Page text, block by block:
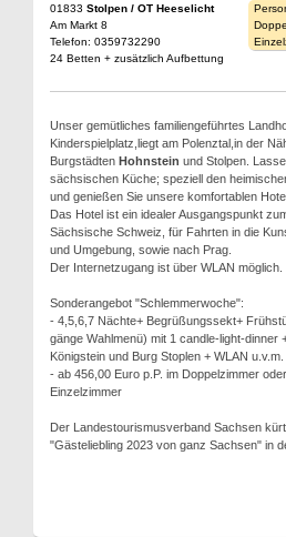
01833 Stolpen / OT Heeselicht
Am Markt 8
Telefon: 0359732290
24 Betten + zusätzlich Aufbettung
Unser gemütliches familiengeführtes
Kinderspielplatz,liegt am Polenztal,in der
Burgstädten Hohnstein und Stolpen.
sächsischen Küche; speziell den
und genießen Sie unsere komfortablen
Das Hotel ist ein idealer Ausgangspunkt
Sächsische Schweiz, für Fahrten in die
und Umgebung, sowie nach Prag.
Der Internetzugang ist über WLAN möglich.
Sonderangebot "Schlemmerwoche":
- 4,5,6,7 Nächte+ Begrüßungssekt+
gänge Wahlmenü) mit 1 candle-light-dinner
Königstein und Burg Stoplen + WLAN u.v.m.
- ab 456,00 Euro p.P. im Doppelzimmer
Einzelzimmer
Der Landestourismusverband Sachsen
"Gästeliebling 2023 von ganz Sachsen" in